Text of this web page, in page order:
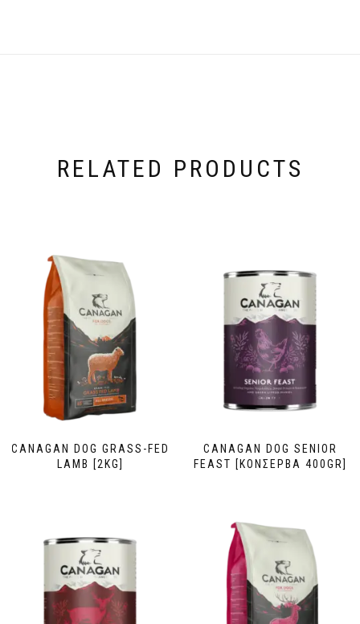
RELATED PRODUCTS
CANAGAN DOG GRASS-FED
LAMB [2KG]
CANAGAN DOG SENIOR
FEAST [ΚΟΝΣΕΡΒΑ 400GR]